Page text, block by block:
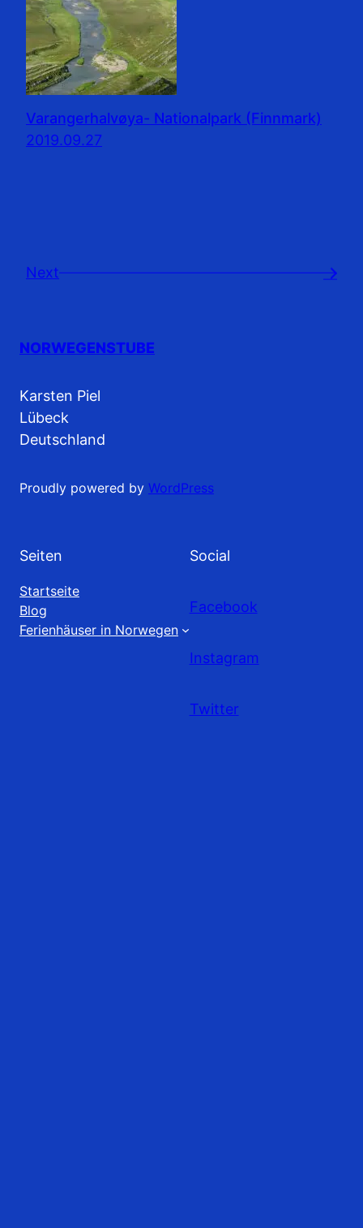
Varangerhalvøya- Nationalpark (Finnmark)
2019.09.27
Next →
NORWEGENSTUBE
Karsten Piel
Lübeck
Deutschland
Proudly powered by WordPress
Seiten
Startseite
Blog
Ferienhäuser in Norwegen
Social
Facebook
Instagram
Twitter